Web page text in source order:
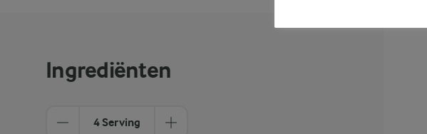
Ingrediënten
4 Serving